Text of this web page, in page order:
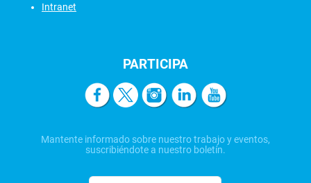
Intranet
PARTICIPA
Mantente informado sobre nuestro trabajo y eventos,
suscribiéndote a nuestro boletín.